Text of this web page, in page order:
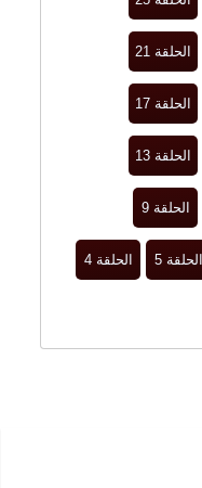
الحلقة 21
الحلقة 17
الحلقة 13
الحلقة 9
الحلقة 5 الحلقة 4